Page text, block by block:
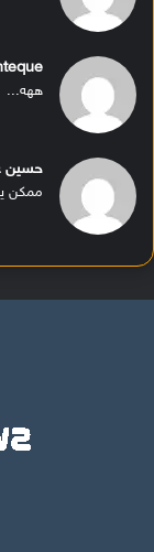
ههه...
حسين
ممكن